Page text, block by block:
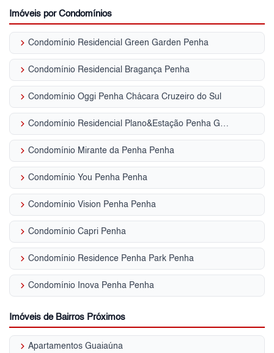
Imóveis por Condomínios
keyboard_arrow_right Condomínio Residencial Green Garden Penha
keyboard_arrow_right Condomínio Residencial Bragança Penha
keyboard_arrow_right Condomínio Oggi Penha Chácara Cruzeiro do Sul
keyboard_arrow_right Condomínio Residencial Plano&Estação Penha Guaiaúna
keyboard_arrow_right Condomínio Mirante da Penha Penha
keyboard_arrow_right Condomínio You Penha Penha
keyboard_arrow_right Condomínio Vision Penha Penha
keyboard_arrow_right Condomínio Capri Penha
keyboard_arrow_right Condomínio Residence Penha Park Penha
keyboard_arrow_right Condomínio Inova Penha Penha
Imóveis de Bairros Próximos
keyboard_arrow_right Apartamentos Guaiaúna